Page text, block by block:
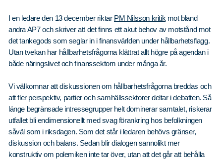
I en ledare den 13 december riktar PM Nilsson kritik mot bland
andra AP7 och skriver att det finns ett akut behov av motstånd mot
det tankegods som seglar in i finansvärlden under hållbarhetsflagg.
Utan tvekan har hållbarhetsfrågorna klättrat allt högre på agendan i
både näringslivet och finanssektorn under många år.
Vi välkomnar att diskussionen om hållbarhetsfrågorna breddas och
att fler perspektiv, partier och samhällssektorer deltar i debatten. Så
länge begränsade intressegrupper helt dominerar samtalet, riskerar
utfallet bli endimensionellt med svag förankring hos befolkningen
såväl som i riksdagen. Som det står i ledaren behövs gränser,
diskussion och balans. Sedan blir dialogen sannolikt mer
konstruktiv om polemiken inte tar över, utan att det går att behålla